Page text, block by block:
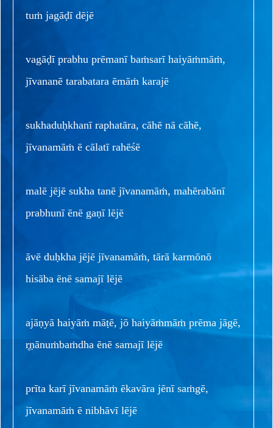
tuṁ jagāḍī dējē
vagāḍī prabhu prēmanī baṁsarī haiyāṁmāṁ,
jīvananē tarabatara ēmāṁ karajē
sukhaduḥkhanī raphatāra, cāhē nā cāhē,
jīvanamāṁ ē cālatī rahēśē
malē jējē sukha tanē jīvanamāṁ, mahērabānī
prabhunī ēnē gaṇī lējē
āvē duḥkha jējē jīvanamāṁ, tārā karmōnō
hisāba ēnē samajī lējē
ajāṇyā haiyāṁ māṭē, jō haiyāṁmāṁ prēma jāgē,
r̥ṇānuṁbaṁdha ēnē samajī lējē
prīta karī jīvanamāṁ ēkavāra jēnī saṁgē,
jīvanamāṁ ē nibhāvī lējē